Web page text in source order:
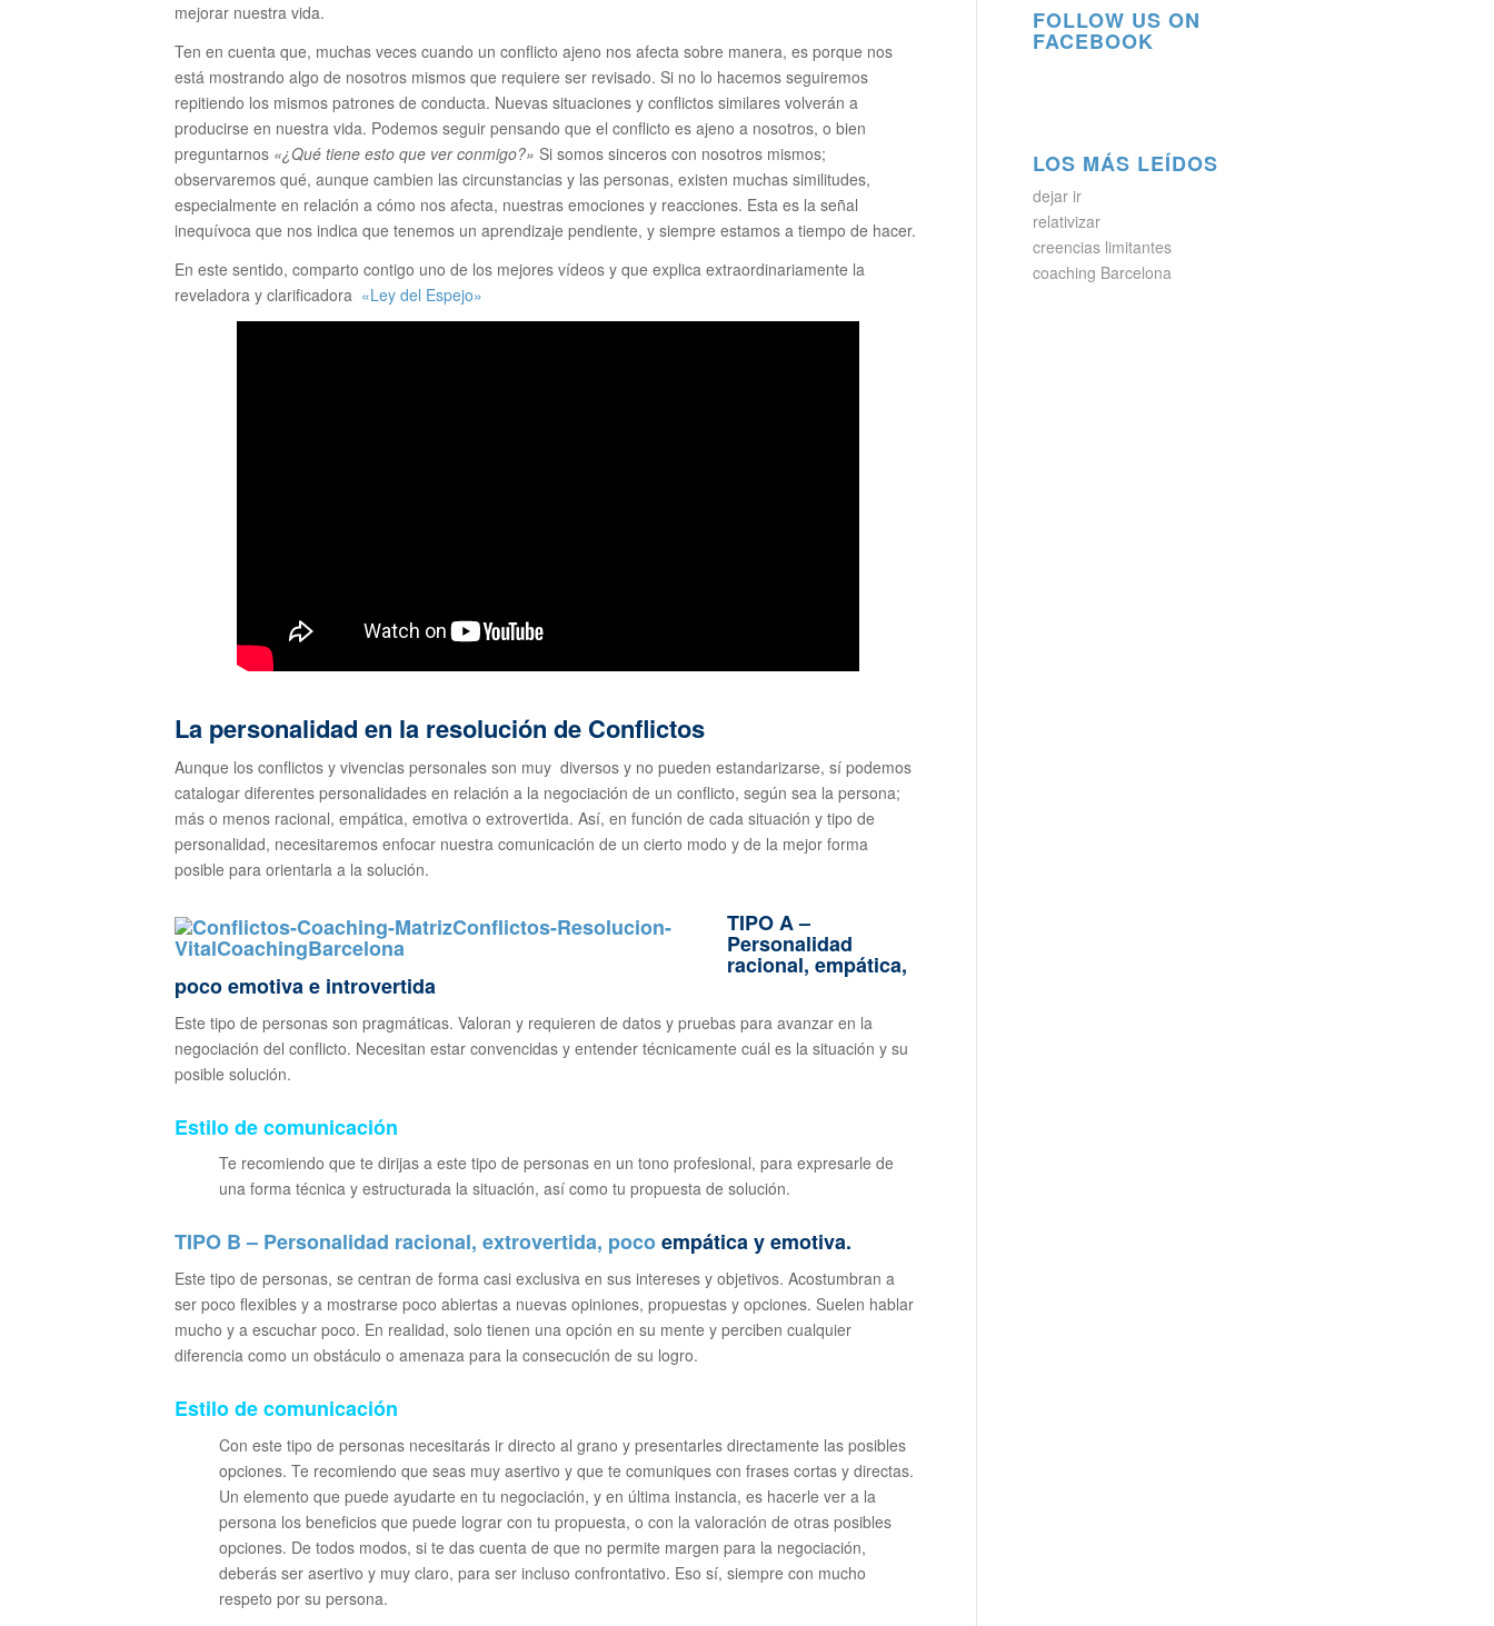
mejorar nuestra vida.
Ten en cuenta que, muchas veces cuando un conflicto ajeno nos afecta sobre manera, es porque nos
está mostrando algo de nosotros mismos que requiere ser revisado. Si no lo hacemos seguiremos
repitiendo los mismos patrones de conducta. Nuevas situaciones y conflictos similares volverán a
producirse en nuestra vida. Podemos seguir pensando que el conflicto es ajeno a nosotros, o bien
preguntarnos «¿Qué tiene esto que ver conmigo?» Si somos sinceros con nosotros mismos;
observaremos qué, aunque cambien las circunstancias y las personas, existen muchas similitudes,
especialmente en relación a cómo nos afecta, nuestras emociones y reacciones. Esta es la señal
inequívoca que nos indica que tenemos un aprendizaje pendiente, y siempre estamos a tiempo de hacer.
En este sentido, comparto contigo uno de los mejores vídeos y que explica extraordinariamente la
reveladora y clarificadora «Ley del Espejo»
La personalidad en la resolución de Conflictos
Aunque los conflictos y vivencias personales son muy diversos y no pueden estandarizarse, sí podemos
catalogar diferentes personalidades en relación a la negociación de un conflicto, según sea la persona;
más o menos racional, empática, emotiva o extrovertida. Así, en función de cada situación y tipo de
personalidad, necesitaremos enfocar nuestra comunicación de un cierto modo y de la mejor forma
posible para orientarla a la solución.
TIPO A –
Personalidad
racional, empática,
poco emotiva e introvertida
Este tipo de personas son pragmáticas. Valoran y requieren de datos y pruebas para avanzar en la
negociación del conflicto. Necesitan estar convencidas y entender técnicamente cuál es la situación y su
posible solución.
Estilo de comunicación
Te recomiendo que te dirijas a este tipo de personas en un tono profesional, para expresarle de
una forma técnica y estructurada la situación, así como tu propuesta de solución.
TIPO B – Personalidad racional, extrovertida, pocoempática y emotiva.
Este tipo de personas, se centran de forma casi exclusiva en sus intereses y objetivos. Acostumbran a
ser poco flexibles y a mostrarse poco abiertas a nuevas opiniones, propuestas y opciones. Suelen hablar
mucho y a escuchar poco. En realidad, solo tienen una opción en su mente y perciben cualquier
diferencia como un obstáculo o amenaza para la consecución de su logro.
Estilo de comunicación
Con este tipo de personas necesitarás ir directo al grano y presentarles directamente las posibles
opciones. Te recomiendo que seas muy asertivo y que te comuniques con frases cortas y directas.
Un elemento que puede ayudarte en tu negociación, y en última instancia, es hacerle ver a la
persona los beneficios que puede lograr con tu propuesta, o con la valoración de otras posibles
opciones. De todos modos, si te das cuenta de que no permite margen para la negociación,
deberás ser asertivo y muy claro, para ser incluso confrontativo. Eso sí, siempre con mucho
respeto por su persona.
FOLLOW US ON
FACEBOOK
LOS MÁS LEÍDOS
dejar ir
relativizar
creencias limitantes
coaching Barcelona